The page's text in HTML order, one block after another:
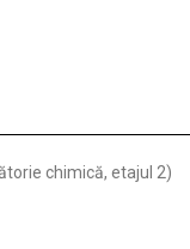
chimică, etajul 2)